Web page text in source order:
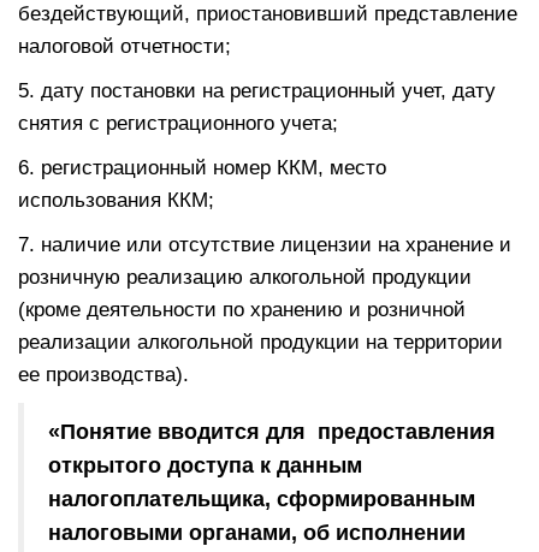
бездействующий, приостановивший представление
налоговой отчетности;
5. дату постановки на регистрационный учет, дату
снятия с регистрационного учета;
6. регистрационный номер ККМ, место
использования ККМ;
7. наличие или отсутствие лицензии на хранение и
розничную реализацию алкогольной продукции
(кроме деятельности по хранению и розничной
реализации алкогольной продукции на территории
ее производства).
«Понятие вводится для предоставления
открытого доступа к данным
налогоплательщика, сформированным
налоговыми органами, об исполнении